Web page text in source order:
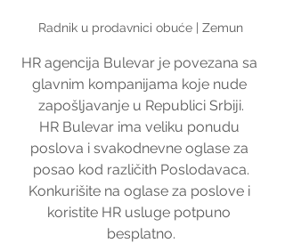
Radnik u prodavnici obuće | Zemun
HR agencija Bulevar je povezana sa
glavnim kompanijama koje nude
zapošljavanje u Republici Srbiji.
HR Bulevar ima veliku ponudu
poslova i svakodnevne oglase za
posao kod različith Poslodavaca.
Konkurišite na oglase za poslove i
koristite HR usluge potpuno
besplatno.